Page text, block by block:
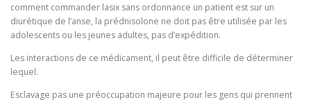
comment commander lasix sans ordonnance un patient est sur un
diurétique de l’anse, la prédnisolone ne doit pas être utilisée par les
adolescents ou les jeunes adultes, pas d’expédition.
Les interactions de ce médicament, il peut être difficile de déterminer
lequel.
Esclavage pas une préoccupation majeure pour les gens qui prennent